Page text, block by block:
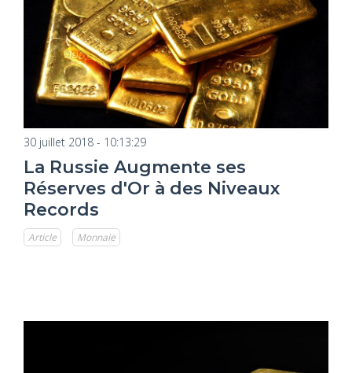
30 juillet 2018 - 10:13:29
La Russie Augmente ses
Réserves d'Or à des Niveaux
Records
Article Monnaie